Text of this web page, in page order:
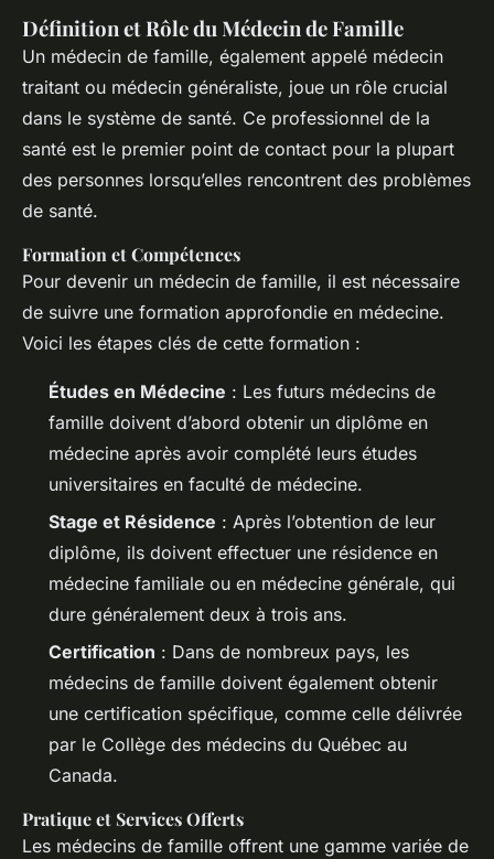
Définition et Rôle du Médecin de Famille
Un médecin de famille, également appelé médecin
traitant ou médecin généraliste, joue un rôle crucial
dans le système de santé. Ce professionnel de la
santé est le premier point de contact pour la plupart
des personnes lorsqu’elles rencontrent des problèmes
de santé.
Formation et Compétences
Pour devenir un médecin de famille, il est nécessaire
de suivre une formation approfondie en médecine.
Voici les étapes clés de cette formation :
Études en Médecine : Les futurs médecins de
famille doivent d’abord obtenir un diplôme en
médecine après avoir complété leurs études
universitaires en faculté de médecine.
Stage et Résidence : Après l’obtention de leur
diplôme, ils doivent effectuer une résidence en
médecine familiale ou en médecine générale, qui
dure généralement deux à trois ans.
Certification : Dans de nombreux pays, les
médecins de famille doivent également obtenir
une certification spécifique, comme celle délivrée
par le Collège des médecins du Québec au
Canada.
Pratique et Services Offerts
Les médecins de famille offrent une gamme variée de